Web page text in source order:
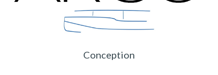
Conception